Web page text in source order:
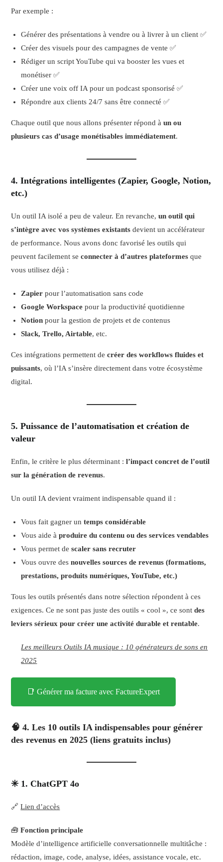
Par exemple :
Générer des présentations à vendre ou à livrer à un client ✅
Créer des visuels pour des campagnes de vente ✅
Rédiger un script YouTube qui va booster les vues et
monétiser ✅
Créer une voix off IA pour un podcast sponsorisé ✅
Répondre aux clients 24/7 sans être connecté ✅
Chaque outil que nous allons présenter répond àun ou
plusieurs cas d’usage monétisables immédiatement.
4.Intégrations intelligentes (Zapier, Google, Notion,
etc.)
Un outil IA isolé a peu de valeur. En revanche,un outil qui
s’intègre avec vos systèmes existants devient un accélérateur
de performance. Nous avons donc favorisé les outils qui
peuvent facilement seconnecter à d’autres plateformes que
vous utilisez déjà :
Zapier pour l’automatisation sans code
Google Workspace pour la productivité quotidienne
Notion pour la gestion de projets et de contenus
Slack, Trello, Airtable, etc.
Ces intégrations permettent decréer des workflows fluides et
puissants, où l’IA s’insère directement dans votre écosystème
digital.
5.Puissance de l’automatisation et création de
valeur
Enfin, le critère le plus déterminant :l’impact concret de l’outil
sur la génération de revenus.
Un outil IA devient vraiment indispensable quand il :
Vous fait gagner untemps considérable
Vous aide àproduire du contenu ou des services vendables
Vous permet descaler sans recruter
Vous ouvre desnouvelles sources de revenus (formations,
prestations, produits numériques, YouTube, etc.)
Tous les outils présentés dans notre sélection répondent à ces
exigences. Ce ne sont pas juste des outils « cool », ce sontdes
leviers sérieux pour créer une activité durable et rentable.
Les meilleurs Outils IA musique : 10 générateurs de sons en
2025
📑 Générer ma facture avec FactureExpert
🧠 4. Les 10 outils IA indispensables pour générer
des revenus en 2025 (liens gratuits inclus)
✳️ 1. ChatGPT 4o
🔗Lien d’accès
🧰Fonction principale
Modèle d’intelligence artificielle conversationnelle multitâche :
rédaction, image, code, analyse, idées, assistance vocale, etc.